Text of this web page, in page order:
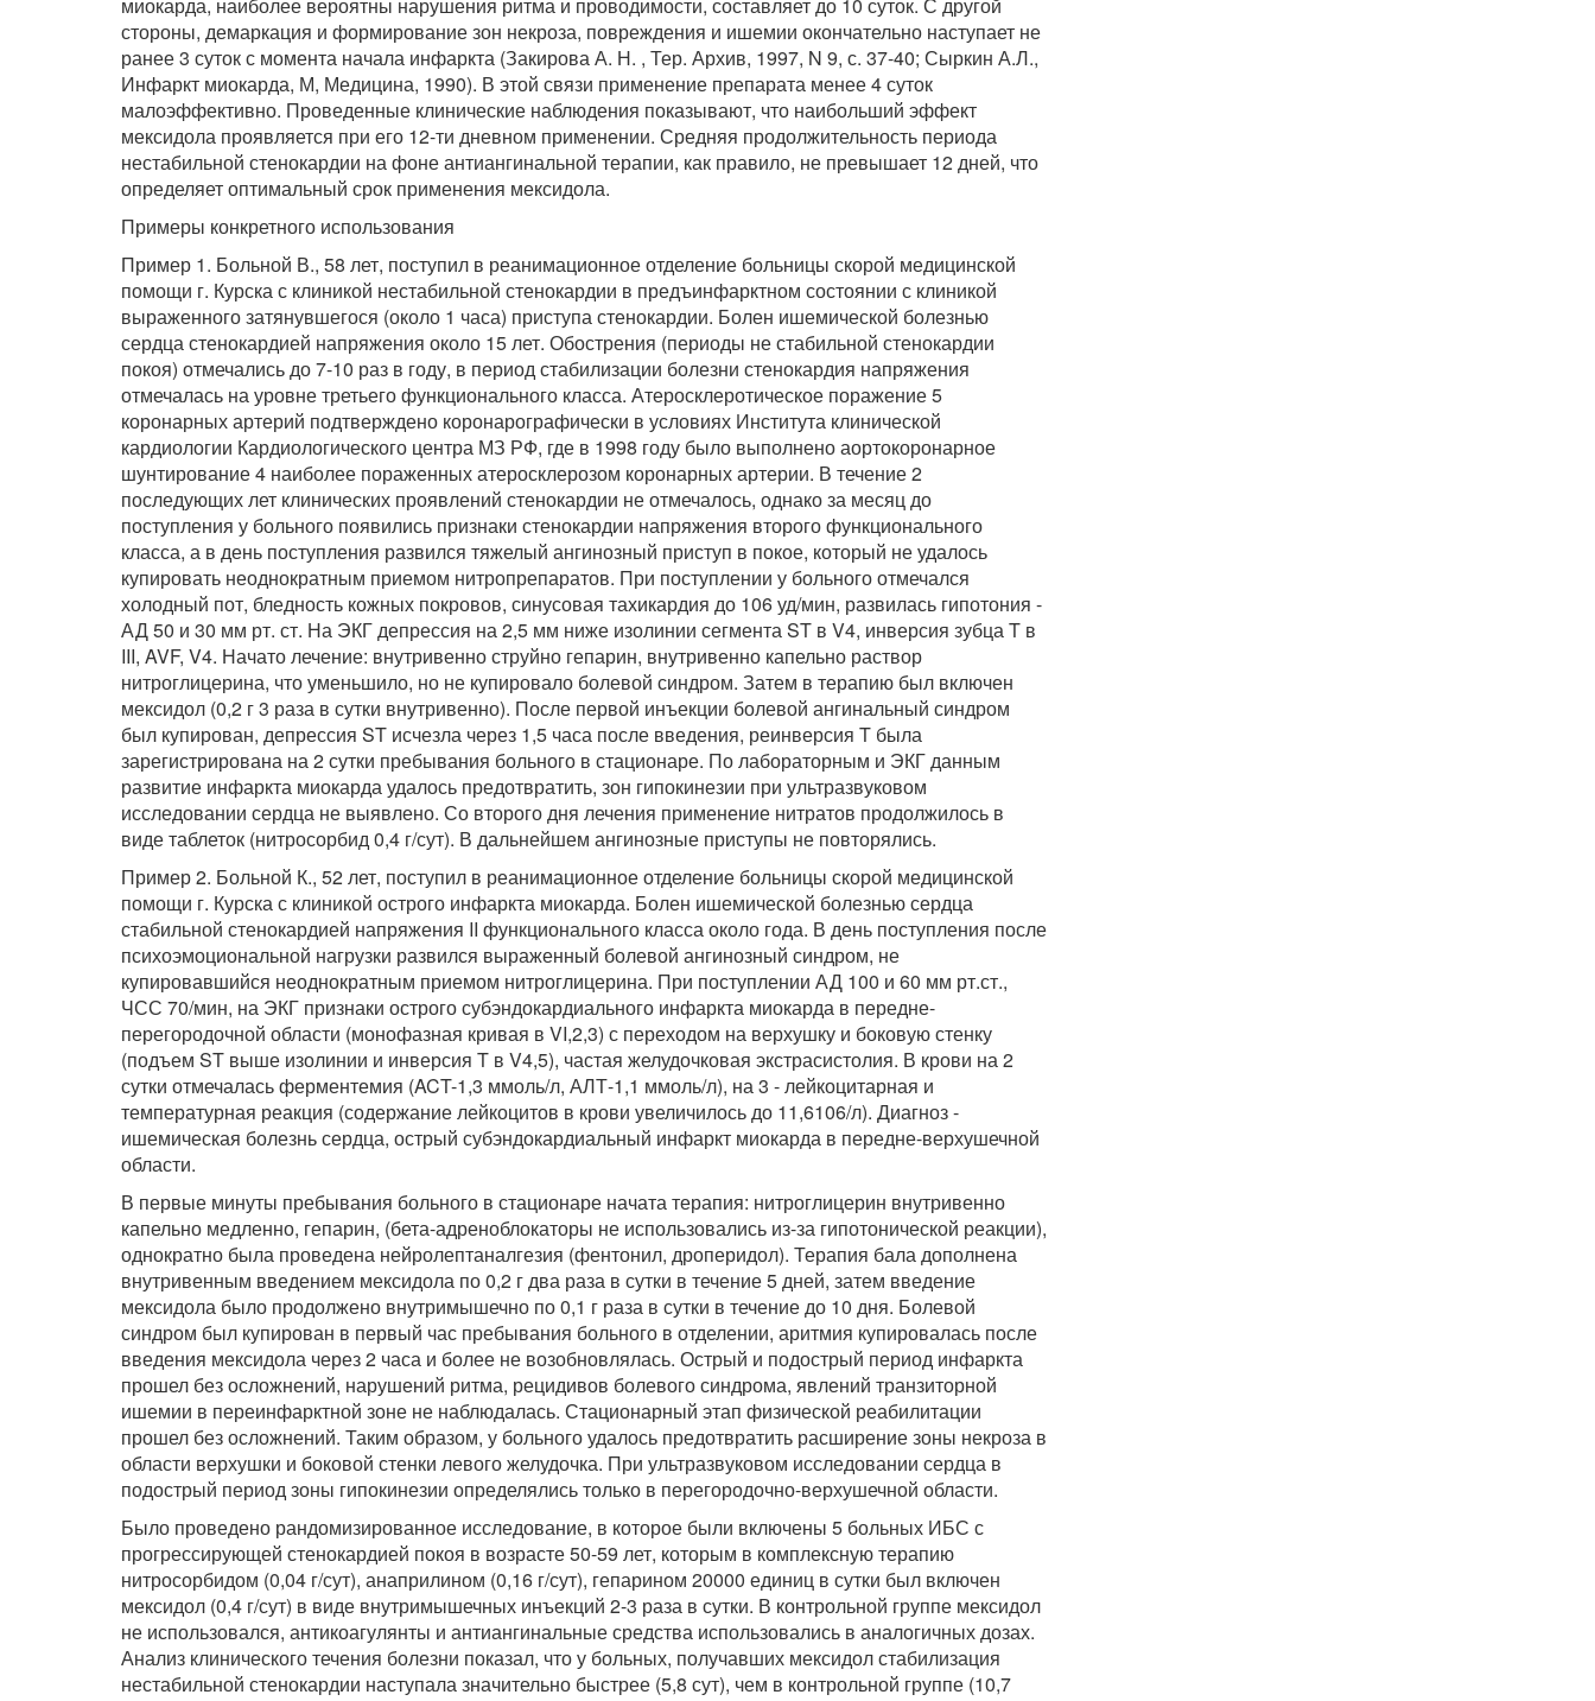
стороны, демаркация и формирование зон некроза, повреждения и ишемии окончательно наступает не
ранее 3 суток с момента начала инфаркта (Закирова А. Н. , Тер. Архив, 1997, N 9, с. 37-40; Сыркин А.Л.,
Инфаркт миокарда, М, Медицина, 1990). В этой связи применение препарата менее 4 суток
малоэффективно. Проведенные клинические наблюдения показывают, что наибольший эффект
мексидола проявляется при его 12-ти дневном применении. Средняя продолжительность периода
нестабильной стенокардии на фоне антиангинальной терапии, как правило, не превышает 12 дней, что
определяет оптимальный срок применения мексидола.
Примеры конкретного использования
Пример 1. Больной В., 58 лет, поступил в реанимационное отделение больницы скорой медицинской
помощи г. Курска с клиникой нестабильной стенокардии в предъинфарктном состоянии с клиникой
выраженного затянувшегося (около 1 часа) приступа стенокардии. Болен ишемической болезнью
сердца стенокардией напряжения около 15 лет. Обострения (периоды не стабильной стенокардии
покоя) отмечались до 7-10 раз в году, в период стабилизации болезни стенокардия напряжения
отмечалась на уровне третьего функционального класса. Атеросклеротическое поражение 5
коронарных артерий подтверждено коронарографически в условиях Института клинической
кардиологии Кардиологического центра МЗ РФ, где в 1998 году было выполнено аортокоронарное
шунтирование 4 наиболее пораженных атеросклерозом коронарных артерии. В течение 2
последующих лет клинических проявлений стенокардии не отмечалось, однако за месяц до
поступления у больного появились признаки стенокардии напряжения второго функционального
класса, а в день поступления развился тяжелый ангинозный приступ в покое, который не удалось
купировать неоднократным приемом нитропрепаратов. При поступлении у больного отмечался
холодный пот, бледность кожных покровов, синусовая тахикардия до 106 уд/мин, развилась гипотония -
АД 50 и 30 мм рт. ст. На ЭКГ депрессия на 2,5 мм ниже изолинии сегмента ST в V4, инверсия зубца T в
III, AVF, V4. Начато лечение: внутривенно струйно гепарин, внутривенно капельно раствор
нитроглицерина, что уменьшило, но не купировало болевой синдром. Затем в терапию был включен
мексидол (0,2 г 3 раза в сутки внутривенно). После первой инъекции болевой ангинальный синдром
был купирован, депрессия ST исчезла через 1,5 часа после введения, реинверсия T была
зарегистрирована на 2 сутки пребывания больного в стационаре. По лабораторным и ЭКГ данным
развитие инфаркта миокарда удалось предотвратить, зон гипокинезии при ультразвуковом
исследовании сердца не выявлено. Со второго дня лечения применение нитратов продолжилось в
виде таблеток (нитросорбид 0,4 г/сут). В дальнейшем ангинозные приступы не повторялись.
Пример 2. Больной К., 52 лет, поступил в реанимационное отделение больницы скорой медицинской
помощи г. Курска с клиникой острого инфаркта миокарда. Болен ишемической болезнью сердца
стабильной стенокардией напряжения II функционального класса около года. В день поступления после
психоэмоциональной нагрузки развился выраженный болевой ангинозный синдром, не
купировавшийся неоднократным приемом нитроглицерина. При поступлении АД 100 и 60 мм рт.ст.,
ЧСС 70/мин, на ЭКГ признаки острого субэндокардиального инфаркта миокарда в передне-
перегородочной области (монофазная кривая в VI,2,3) с переходом на верхушку и боковую стенку
(подъем ST выше изолинии и инверсия T в V4,5), частая желудочковая экстрасистолия. В крови на 2
сутки отмечалась ферментемия (ACT-1,3 ммоль/л, АЛТ-1,1 ммоль/л), на 3 - лейкоцитарная и
температурная реакция (содержание лейкоцитов в крови увеличилось до 11,6106/л). Диагноз -
ишемическая болезнь сердца, острый субэндокардиальный инфаркт миокарда в передне-верхушечной
области.
В первые минуты пребывания больного в стационаре начата терапия: нитроглицерин внутривенно
капельно медленно, гепарин, (бета-адреноблокаторы не использовались из-за гипотонической реакции),
однократно была проведена нейролептаналгезия (фентонил, дроперидол). Терапия бала дополнена
внутривенным введением мексидола по 0,2 г два раза в сутки в течение 5 дней, затем введение
мексидола было продолжено внутримышечно по 0,1 г раза в сутки в течение до 10 дня. Болевой
синдром был купирован в первый час пребывания больного в отделении, аритмия купировалась после
введения мексидола через 2 часа и более не возобновлялась. Острый и подострый период инфаркта
прошел без осложнений, нарушений ритма, рецидивов болевого синдрома, явлений транзиторной
ишемии в переинфарктной зоне не наблюдалась. Стационарный этап физической реабилитации
прошел без осложнений. Таким образом, у больного удалось предотвратить расширение зоны некроза в
области верхушки и боковой стенки левого желудочка. При ультразвуковом исследовании сердца в
подострый период зоны гипокинезии определялись только в перегородочно-верхушечной области.
Было проведено рандомизированное исследование, в которое были включены 5 больных ИБС с
прогрессирующей стенокардией покоя в возрасте 50-59 лет, которым в комплексную терапию
нитросорбидом (0,04 г/сут), анаприлином (0,16 г/сут), гепарином 20000 единиц в сутки был включен
мексидол (0,4 г/сут) в виде внутримышечных инъекций 2-3 раза в сутки. В контрольной группе мексидол
не использовался, антикоагулянты и антиангинальные средства использовались в аналогичных дозах.
Анализ клинического течения болезни показал, что у больных, получавших мексидол стабилизация
нестабильной стенокардии наступала значительно быстрее (5,8 сут), чем в контрольной группе (10,7